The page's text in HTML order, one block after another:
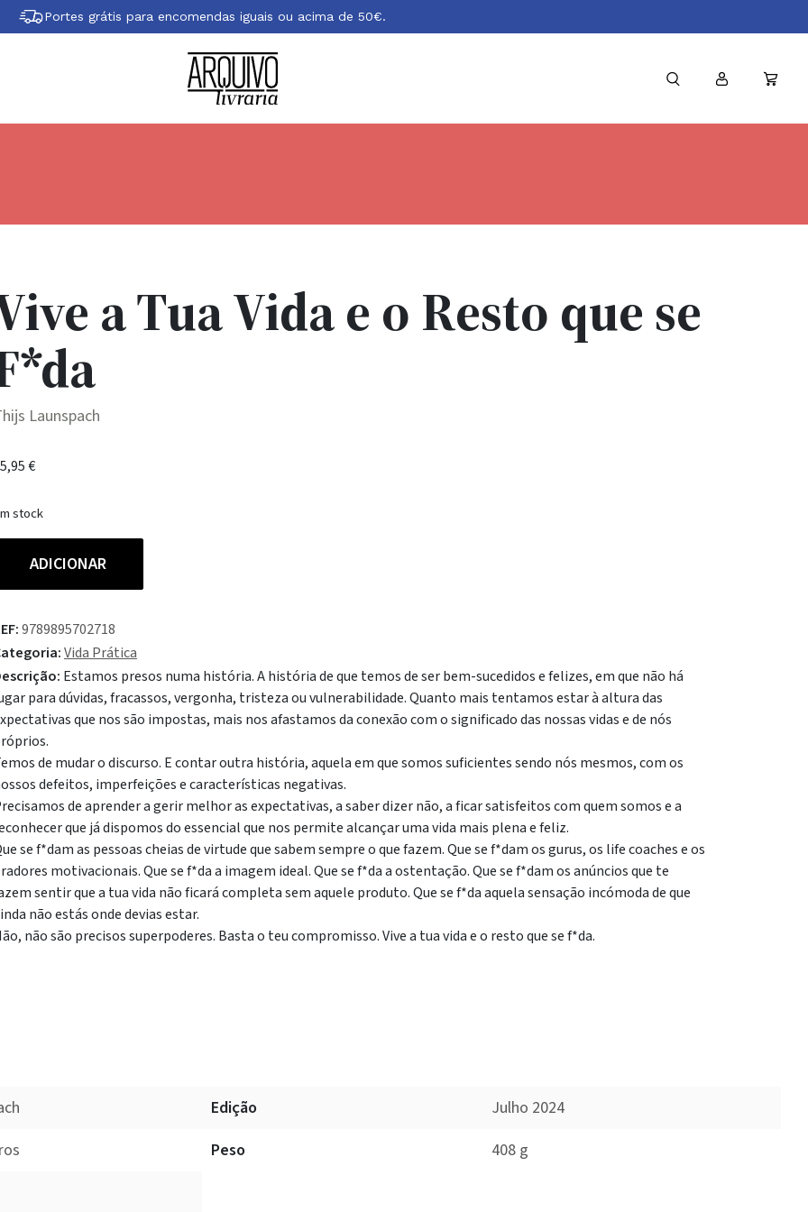
Portes grátis para encomendas iguais ou acima de 50€.
a Tua Vida e o Resto que se
Launspach
€
stock
ADICIONAR
9789895702718
Vida Prática
Estamos presos numa história. A história de que temos de ser bem-sucedidos e felizes, em que não há
para dúvidas, fracassos, vergonha, tristeza ou vulnerabilidade. Quanto mais tentamos estar à altura das
que nos são impostas, mais nos afastamos da conexão com o significado das nossas vidas e de nós
de mudar o discurso. E contar outra história, aquela em que somos suficientes sendo nós mesmos, com os
defeitos, imperfeições e características negativas.
de aprender a gerir melhor as expectativas, a saber dizer não, a ficar satisfeitos com quem somos e a
que já dispomos do essencial que nos permite alcançar uma vida mais plena e feliz.
se f*dam as pessoas cheias de virtude que sabem sempre o que fazem. Que se f*dam os gurus, os life coaches e os
motivacionais. Que se f*da a imagem ideal. Que se f*da a ostentação. Que se f*dam os anúncios que te
sentir que a tua vida não ficará completa sem aquele produto. Que se f*da aquela sensação incómoda de que
não estás onde devias estar.
não são precisos superpoderes. Basta o teu compromisso. Vive a tua vida e o resto que se f*da.
Edição
Julho 2024
Peso
408 g